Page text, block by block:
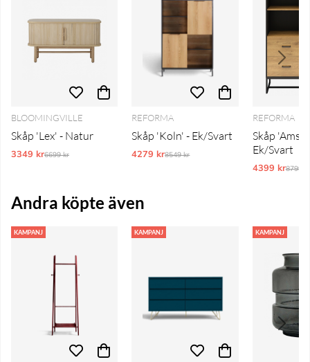
BLOOMINGVILLE
Skåp 'Lex' - Natur
3349 krOrdinarie pris:
6699 kr
REFORMA
Skåp 'Koln' - Ek/Svart
4279 krOrdinarie pris:
8549 kr
REFORMA
Skåp
Ek/Svart
4399 kr8799 kr
Andra köpte även
KAMPANJ KAMPANJ KAMPANJ